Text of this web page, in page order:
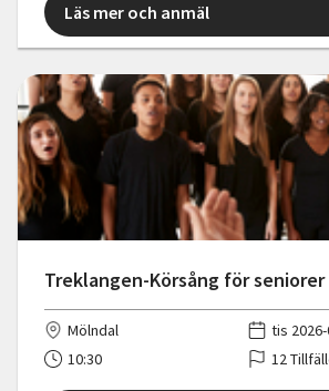
Läs mer och anmäl
Treklangen-Körsång för seniorer
Mölndal
tis
10:30
12